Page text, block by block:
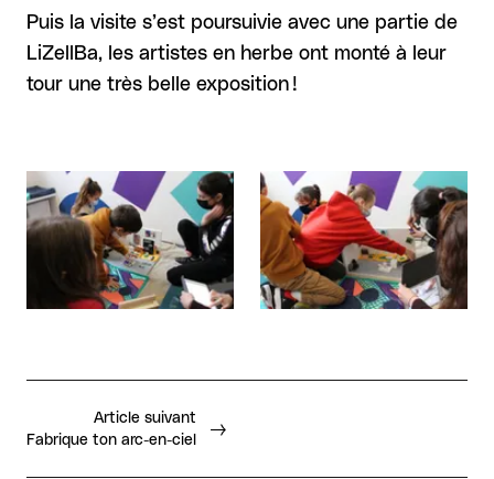
Puis la visite s’est poursuivie avec une partie de
LiZellBa, les artistes en herbe ont monté à leur
tour une très belle exposition !
Agrandir Agrandir
Article suivant
Fabrique ton arc-en-ciel